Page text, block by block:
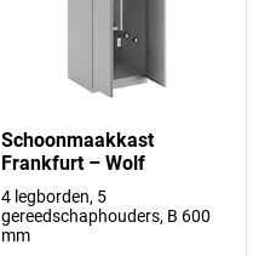
Schoonmaakkast
Frankfurt – Wolf
4 legborden, 5
gereedschaphouders, B 600
mm